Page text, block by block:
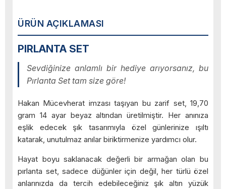
ÜRÜN AÇIKLAMASI
PIRLANTA SET
Sevdiğinize anlamlı bir hediye arıyorsanız, bu
Pırlanta Set tam size göre!
Hakan Mücevherat imzası taşıyan bu zarif set, 19,70
gram 14 ayar beyaz altından üretilmiştir. Her anınıza
eşlik edecek şık tasarımıyla özel günlerinize ışıltı
katarak, unutulmaz anılar biriktirmenize yardımcı olur.
Hayat boyu saklanacak değerli bir armağan olan bu
pırlanta set, sadece düğünler için değil, her türlü özel
anlarınızda da tercih edebileceğiniz şık altın yüzük